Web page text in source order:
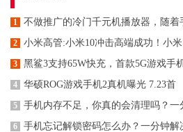
1 不做推广的冷门千元机播放器，随着
2 小米高管:小米10冲击高端成功！小
3 黑鲨3支持65W快充，首款5G游戏手
4 华硕ROG游戏手机2真机曝光 7.23首
5 手机内存不足，你真的会清理吗？一
6 手机忘记解锁密码怎么办？一分钟解